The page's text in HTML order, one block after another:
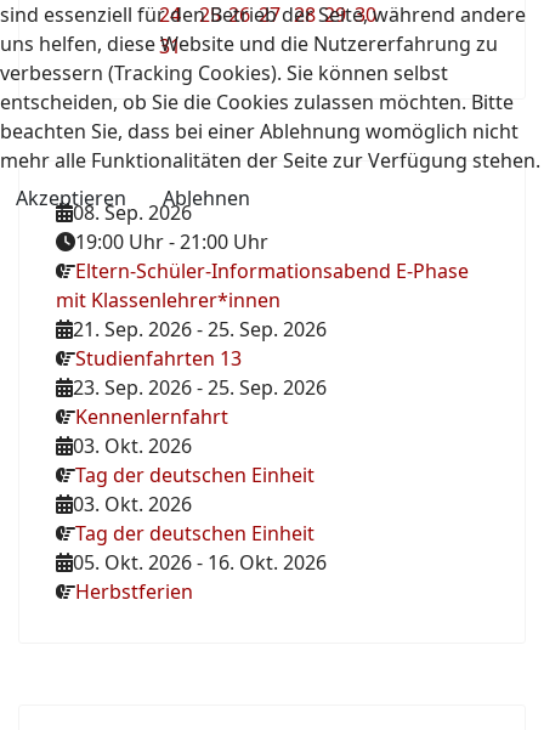
24
25 26 27 28 29 30
31
08. Sep. 2026
19:00 Uhr-21:00 Uhr
Eltern-Schüler-Informationsabend E-Phase
mit Klassenlehrer*innen
21. Sep. 2026-25. Sep. 2026
Studienfahrten 13
23. Sep. 2026-25. Sep. 2026
Kennenlernfahrt
03. Okt. 2026
Tag der deutschen Einheit
03. Okt. 2026
Tag der deutschen Einheit
05. Okt. 2026- 16. Okt. 2026
Herbstferien
sind essenziell für den Betrieb der Seite, während andere
uns helfen, diese Website und die Nutzererfahrung zu
verbessern (Tracking Cookies). Sie können selbst
entscheiden, ob Sie die Cookies zulassen möchten. Bitte
beachten Sie, dass bei einer Ablehnung womöglich nicht
mehr alle Funktionalitäten der Seite zur Verfügung stehen.
Akzeptieren
Ablehnen